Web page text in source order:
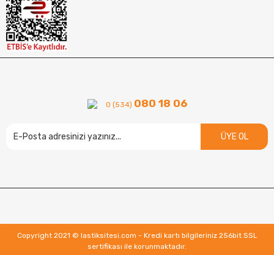
0 (534) 080 18 06
ÜYE OL
Copyright 2021 © lastiksitesi.com - Kredi kartı bilgileriniz 256bit SSL
sertifikası ile korunmaktadır.